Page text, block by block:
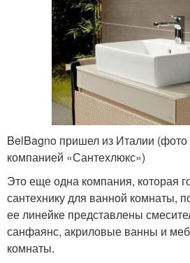
BelBagno пришел из Италии (фото
компанией «Сантехлюкс»)
Это еще одна компания, которая
сантехнику для ванной комнаты,
ее линейке представлены
санфаянс, акриловые ванны и
комнаты.